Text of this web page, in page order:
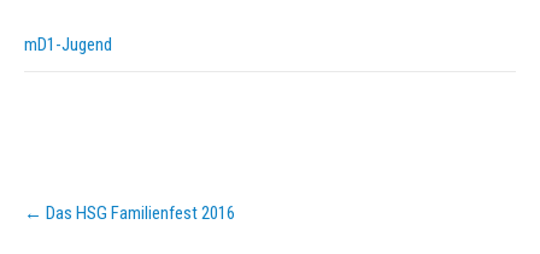
mD1-Jugend
Post
navigation
← Das HSG Familienfest 2016